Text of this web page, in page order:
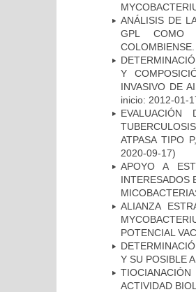
ANÁLISIS DE
GPL COMO
COLOMBIENSE.
Y
INVASIVO DE
inicio: 2012-01-
ATPASA TIPO
2020-09-17)
APOYO A
INTERESADOS
ALIANZA
POTENCIAL
Y SU POSIBLE
ACTIVIDAD